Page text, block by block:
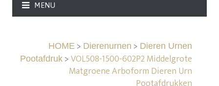
MENU
HOME> Dierenurnen > Dieren Urnen
Pootafdruk>VOL508-1500-602P2 Middelgrote
Matgroene Arboform Dieren Urn